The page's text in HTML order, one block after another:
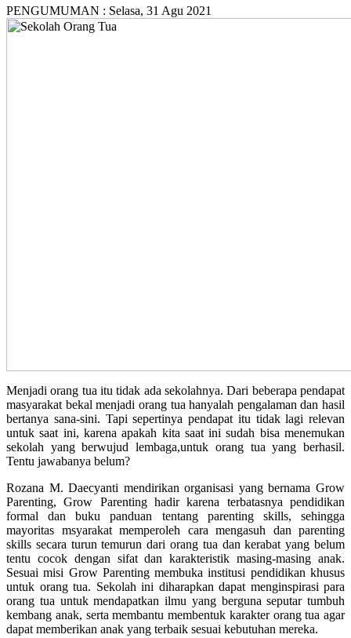
PENGUMUMAN : Selasa, 31 Agu 2021
Menjadi orang tua itu tidak ada sekolahnya. Dari beberapa pendapat
masyarakat bekal menjadi orang tua hanyalah pengalaman dan hasil
bertanya sana-sini. Tapi sepertinya pendapat itu tidak lagi relevan
untuk saat ini, karena apakah kita saat ini sudah bisa menemukan
sekolah yang berwujud lembaga,untuk orang tua yang berhasil.
Tentu jawabanya belum?
Rozana M. Daecyanti mendirikan organisasi yang bernama Grow
Parenting, Grow Parenting hadir karena terbatasnya pendidikan
formal dan buku panduan tentang parenting skills, sehingga
mayoritas msyarakat memperoleh cara mengasuh dan parenting
skills secara turun temurun dari orang tua dan kerabat yang belum
tentu cocok dengan sifat dan karakteristik masing-masing anak.
Sesuai misi Grow Parenting membuka institusi pendidikan khusus
untuk orang tua. Sekolah ini diharapkan dapat menginspirasi para
orang tua untuk mendapatkan ilmu yang berguna seputar tumbuh
kembang anak, serta membantu membentuk karakter orang tua agar
dapat memberikan anak yang terbaik sesuai kebutuhan mereka.